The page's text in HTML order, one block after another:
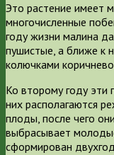
Это растение имеет
многочисленные
году жизни малина
пушистые, а ближе к
колючками
Ко второму году эти
них располагаются
плоды, после чего
выбрасывает
сформирован